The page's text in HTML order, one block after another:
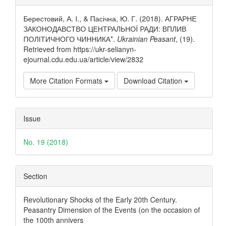
Details
Берестовий, А. І., & Пасічна, Ю. Г. (2018). АГРАРНЕ
ЗАКОНОДАВСТВО ЦЕНТРАЛЬНОЇ РАДИ: ВПЛИВ
ПОЛІТИЧНОГО ЧИННИКА*. Ukrainian Peasant, (19).
Retrieved from https://ukr-selianyn-
ejournal.cdu.edu.ua/article/view/2832
More Citation Formats Download Citation
Issue
No. 19 (2018)
Section
Revolutionary Shocks of the Early 20th Century.
Peasantry Dimension of the Events (on the occasion of
the 100th annivers